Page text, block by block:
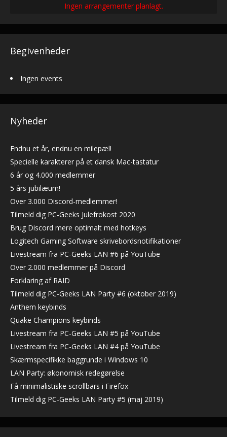
Ingen arrangementer planlagt.
Begivenheder
Ingen events
Nyheder
Endnu et år, endnu en milepæl!
Specielle karakterer på et dansk Mac-tastatur
6 år og 4.000 medlemmer
5 års jubilæum!
Over 3.000 Discord-medlemmer!
Tilmeld dig PC-Geeks Julefrokost 2020
Brug Discord mere optimalt med hotkeys
Logitech Gaming Software skrivebordsnotifikationer
Livestream fra PC-Geeks LAN #6 på YouTube
Over 2.000 medlemmer på Discord
Forklaring af RAID
Tilmeld dig PC-Geeks LAN Party #6 (oktober 2019)
Anthem keybinds
Quake Champions keybinds
Livestream fra PC-Geeks LAN #5 på YouTube
Livestream fra PC-Geeks LAN #4 på YouTube
Skærmspecifikke baggrunde i Windows 10
LAN Party: økonomisk redegørelse
Få minimalistiske scrollbars i Firefox
Tilmeld dig PC-Geeks LAN Party #5 (maj 2019)